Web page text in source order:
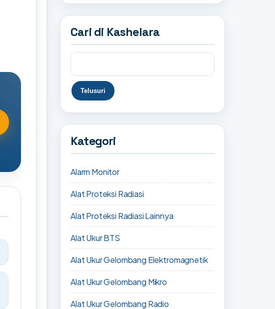
Cari di Kashelara
Kategori
Alarm Monitor
Alat Proteksi Radiasi
Alat Proteksi Radiasi Lainnya
Alat Ukur BTS
Alat Ukur Gelombang Elektromagnetik
Alat Ukur Gelombang Mikro
Alat Ukur Gelombang Radio